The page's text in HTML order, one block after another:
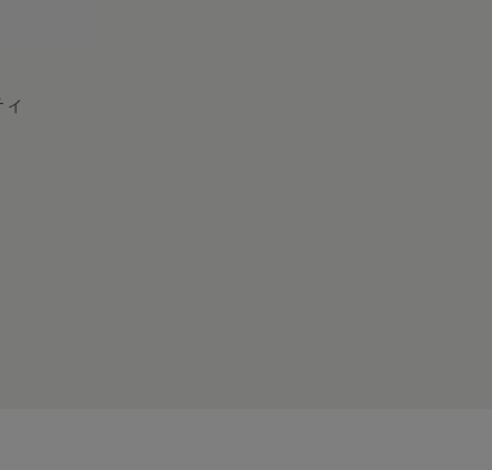
チュールレース アイボリー ハンドメイド 手芸